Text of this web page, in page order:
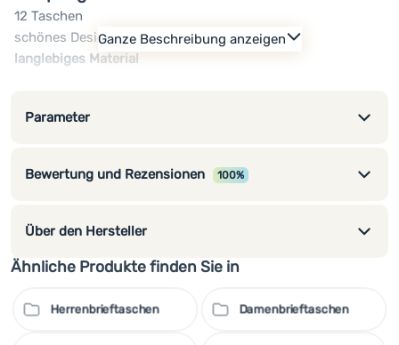
12 Taschen
schönes Design
langlebiges Material
Ganze Beschreibung anzeigen
Parameter
Bewertung und Rezensionen 100%
Über den Hersteller
Ähnliche Produkte finden Sie in
Herrenbrieftaschen Damenbrieftaschen